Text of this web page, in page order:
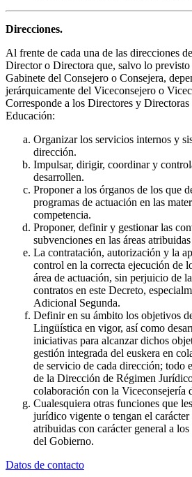
Direcciones.
Al frente de cada una de las direcciones
Director o Directora que, salvo lo
Gabinete del Consejero o Consejera,
jerárquicamente del Viceconsejero o
Corresponde a los Directores y
Educación:
Organizar los servicios internos y
dirección.
Impulsar, dirigir, coordinar y
desarrollen.
Proponer a los órganos de los que
programas de actuación en las
competencia.
Proponer, definir y gestionar las
subvenciones en las áreas
La contratación, autorización y la
control en la correcta ejecución de
área de actuación, sin perjuicio de
contratos en este Decreto,
Adicional Segunda.
Definir en su ámbito los objetivos
Lingüística en vigor, así como
iniciativas para alcanzar dichos
gestión integrada del euskera en
de servicio de cada dirección; todo
de la Dirección de Régimen
colaboración con la Viceconsejería
Cualesquiera otras funciones que
jurídico vigente o tengan el
atribuidas con carácter general a
del Gobierno.
Datos de contacto